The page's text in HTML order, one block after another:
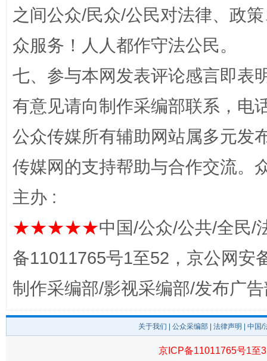
完善运行机制助力责任有效落实 一纸欠
东山县通报“牛蛙产品抗生素超标问题” 法
之间公众/民众/公民对法律、政
众服务！人人都作守法公民。
七、参与本网发表评论感言即表
有意见请向制作采编部联系，电
公众传媒所有辅助网站属多元发
传媒网的支持帮助与合作交流。
主办 :
★★★★★中国/公众/公共/全民/
备11011765号1至52，京公网安
制作采编部/影视采编部/发布广
关于我们 公众采编部 法律声明 | 中国
京ICP备11011765号1至